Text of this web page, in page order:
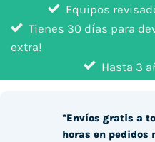
Equipos
Tienes 30 días para
extra!
Hasta 3
*Envíos gratis a
horas en pedidos